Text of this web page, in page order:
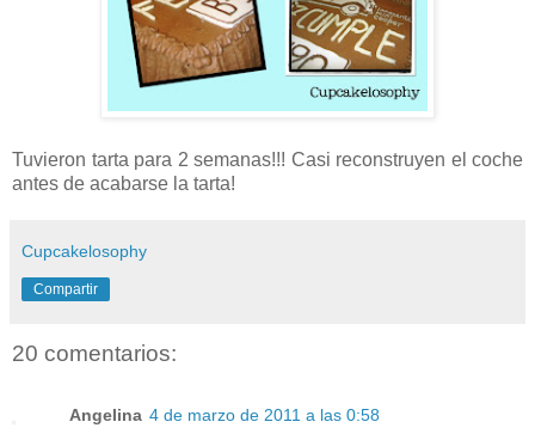
Tuvieron tarta para 2 semanas!!! Casi reconstruyen el coche
antes de acabarse la tarta!
Cupcakelosophy
Compartir
20 comentarios:
Angelina 4 de marzo de 2011 a las 0:58